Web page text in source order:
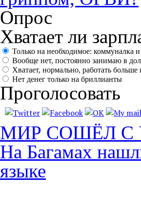
Опрос
Хватает ли
Только на необходимое: коммуналка и
Вообще нет, постоянно занимаю в
Хватает, нормально, работать больше
Нет денег только на бриллианты
Проголосовать
МИР СОШЁЛ С
На Багамах
языке